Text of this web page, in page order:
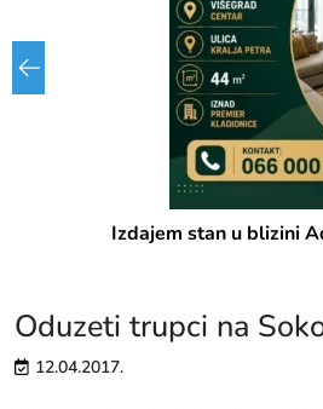
Izdajem stan u blizini
Oduzeti trupci na
12.04.2017.